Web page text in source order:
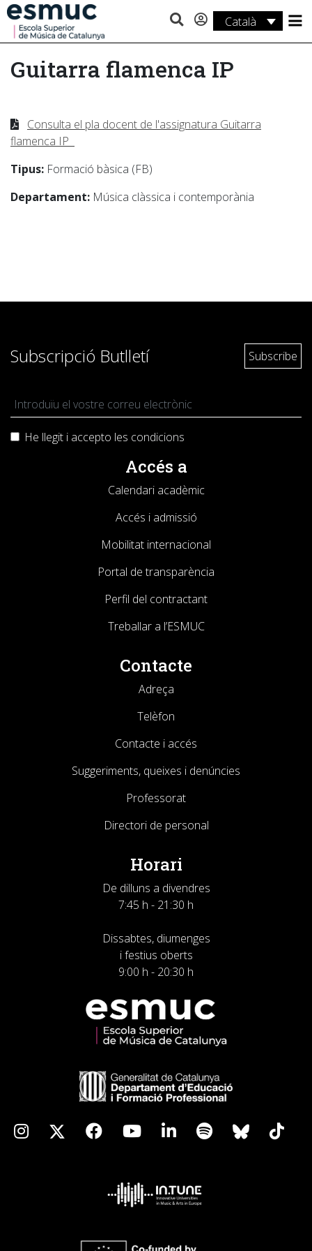
Català
Estudis
Recerca
Activitats
Guitarra flamenca IP
Consulta el pla docent de l'assignatura Guitarra
flamenca IP
Tipus: Formació bàsica (FB)
Departament: Música clàssica i contemporània
Subscripció Butlletí
He llegit i accepto les condicions
Accés a
Calendari acadèmic
Accés i admissió
Mobilitat internacional
Portal de transparència
Perfil del contractant
Treballar a l’ESMUC
Contacte
Adreça
Telèfon
Contacte i accés
Suggeriments, queixes i denúncies
Professorat
Directori de personal
Horari
De dilluns a divendres
7:45 h - 21:30 h
Dissabtes, diumenges
i festius oberts
9:00 h - 20:30 h